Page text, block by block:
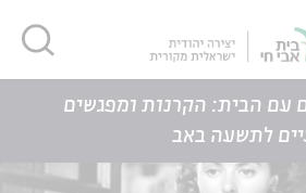
עם הבית: הקרנות ומפגשים
לתשעה באב